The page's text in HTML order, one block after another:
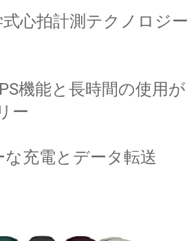
心拍計測テクノロジー
機能と長時間の使用が
ー
充電とデータ転送